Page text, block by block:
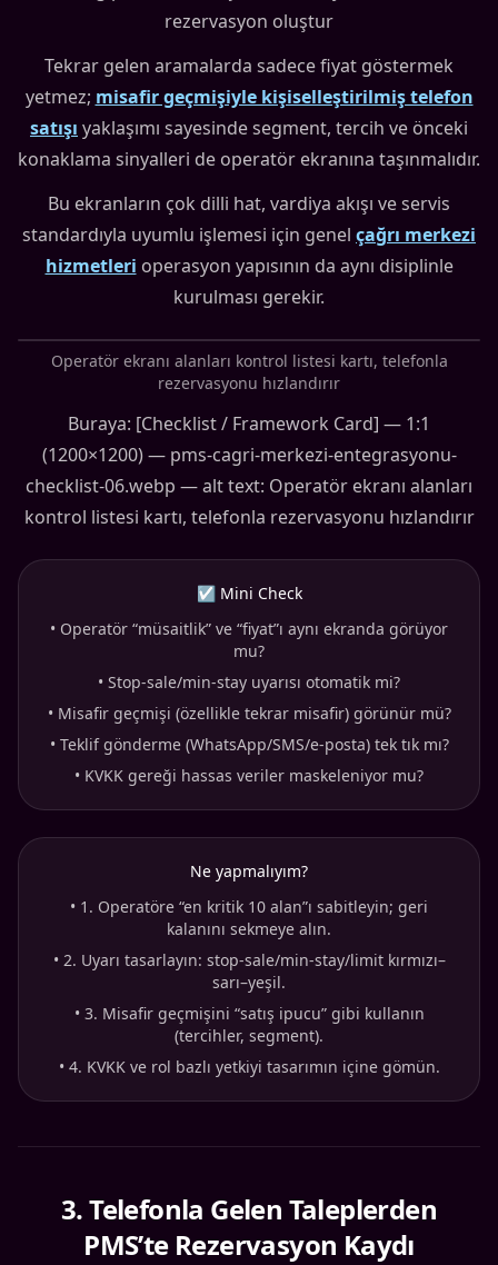
rezervasyon oluştur
Tekrar gelen aramalarda sadece fiyat göstermek
yetmez; misafir geçmişiyle kişiselleştirilmiş telefon
satışı yaklaşımı sayesinde segment, tercih ve önceki
konaklama sinyalleri de operatör ekranına taşınmalıdır.
Bu ekranların çok dilli hat, vardiya akışı ve servis
standardıyla uyumlu işlemesi için genel çağrı merkezi
hizmetleri operasyon yapısının da aynı disiplinle
kurulması gerekir.
Operatör ekranı alanları kontrol listesi kartı, telefonla
rezervasyonu hızlandırır
Buraya: [Checklist / Framework Card] — 1:1
(1200×1200) — pms-cagri-merkezi-entegrasyonu-
checklist-06.webp — alt text: Operatör ekranı alanları
kontrol listesi kartı, telefonla rezervasyonu hızlandırır
☑ Mini Check
• Operatör “müsaitlik” ve “fiyat”ı aynı ekranda görüyor
mu?
• Stop-sale/min-stay uyarısı otomatik mi?
• Misafir geçmişi (özellikle tekrar misafir) görünür mü?
• Teklif gönderme (WhatsApp/SMS/e-posta) tek tık mı?
• KVKK gereği hassas veriler maskeleniyor mu?
Ne yapmalıyım?
• 1. Operatöre “en kritik 10 alan”ı sabitleyin; geri
kalanını sekmeye alın.
• 2. Uyarı tasarlayın: stop-sale/min-stay/limit kırmızı–
sarı–yeşil.
• 3. Misafir geçmişini “satış ipucu” gibi kullanın
(tercihler, segment).
• 4. KVKK ve rol bazlı yetkiyi tasarımın içine gömün.
3.Telefonla Gelen Taleplerden
PMS’te Rezervasyon Kaydı